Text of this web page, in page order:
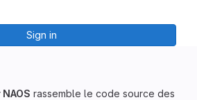
rassemble le code source des
Sign in